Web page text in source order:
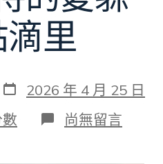
里
發
表
日
期
2026 年 4 月 25 日
在
〈10
尚無留言